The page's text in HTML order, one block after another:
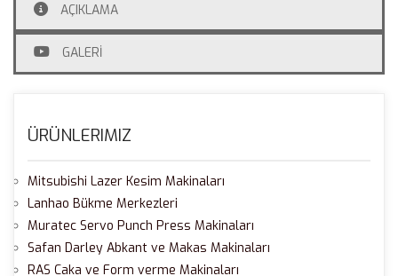
AÇIKLAMA
GALERİ
ÜRÜNLERIMIZ
Mitsubishi Lazer Kesim Makinaları
Lanhao Bükme Merkezleri
Muratec Servo Punch Press Makinaları
Safan Darley Abkant ve Makas Makinaları
RAS Caka ve Form verme Makinaları